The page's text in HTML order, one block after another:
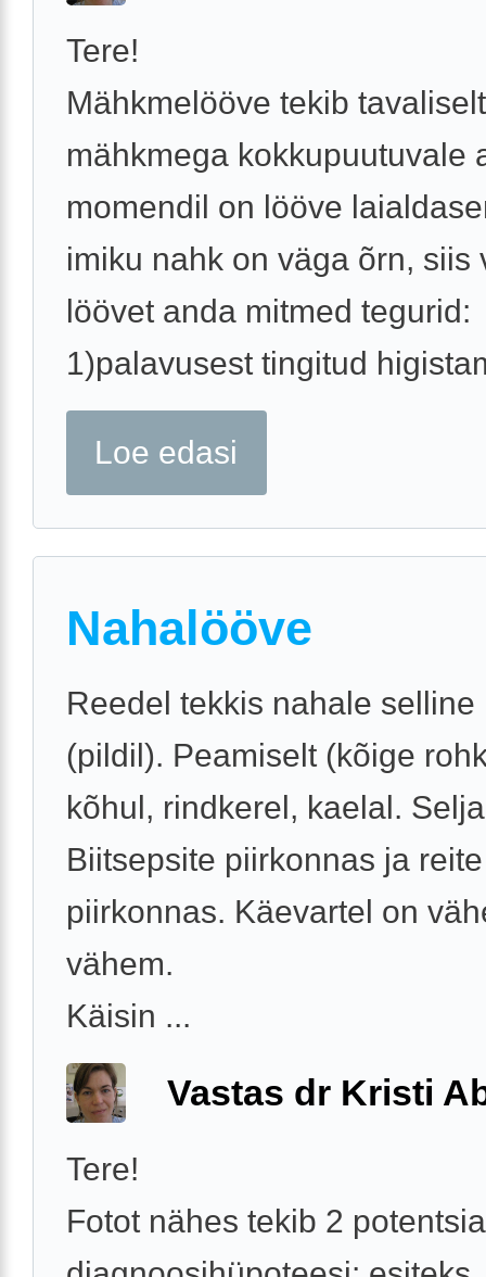
Tere!
Mähkmelööve tekib tavaliselt
mähkmega kokkupuutuvale
momendil on lööve
imiku nahk on väga õrn, siis
löövet anda mitmed tegurid:
1)palavusest tingitud
Loe edasi
Nahalööve
Reedel tekkis nahale selline
(pildil). Peamiselt (kõige
kõhul, rindkerel, kaelal.
Biitsepsite piirkonnas ja reite
piirkonnas. Käevartel on
vähem.
Käisin ...
Vastas dr Kristi
Tere!
Fotot nähes tekib 2